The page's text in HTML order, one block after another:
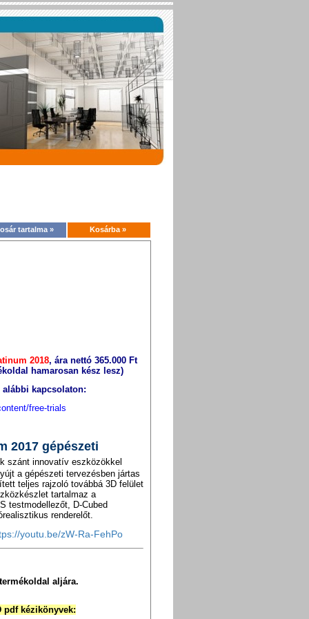
Kosárba »
tartalma »
2018, ára nettó 365.000 Ft
hamarosan kész lesz)
kapcsolaton:
free-trials
2017 gépészeti
szánt innovatív eszközökkel
a gépészeti tervezésben jártas
teljes rajzoló továbbá 3D felület
tartalmaz a
testmodellezőt, D-Cubed
renderelőt.
youtu.be/zW-Ra-FehPo
aljára.
pdf kézikönyvek: